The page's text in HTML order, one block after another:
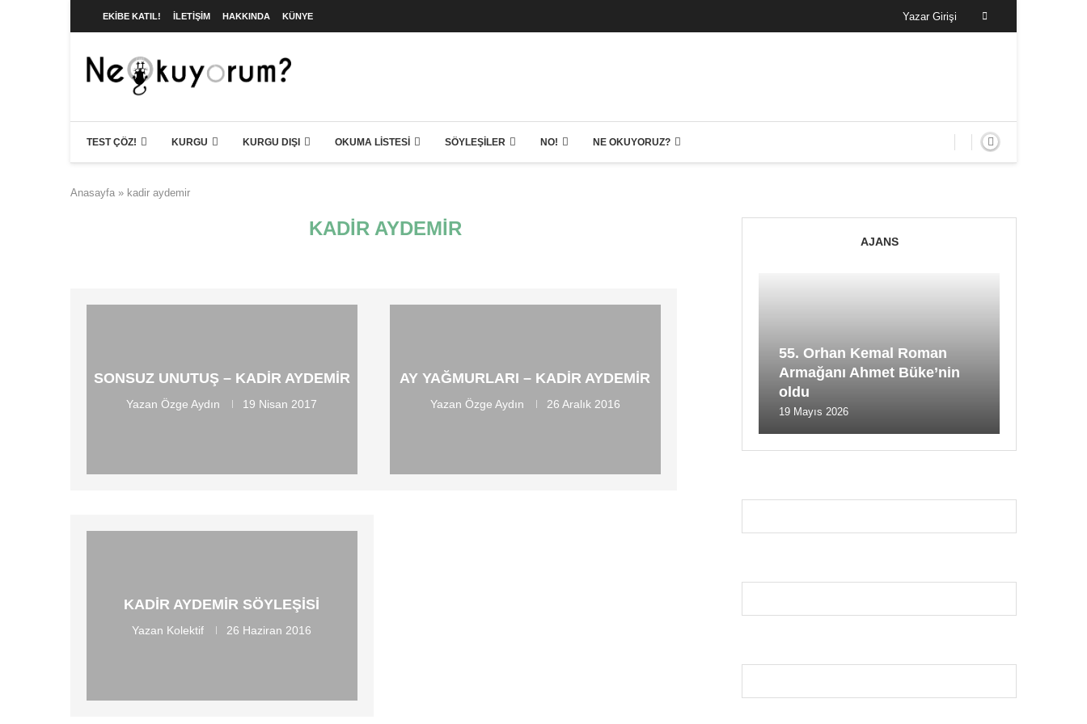
EKIBE KATIL! İLETIŞIM HAKKINDA KÜNYE Yazar Girişi
TEST ÇÖZ! KURGU KURGU DIŞI OKUMA LISTESI SÖYLEŞILER NO! NE OKUYORUZ?
Anasayfa » kadir aydemir
KADIR AYDEMIR
SONSUZ UNUTUŞ – KADIR AYDEMIR
YazanÖzge Aydın 19 Nisan 2017
AY YAĞMURLARI – KADIR AYDEMIR
Yazan Özge Aydın 26 Aralık 2016
KADIR AYDEMIR SÖYLEŞISI
Yazan Kolektif 26 Haziran 2016
AJANS
55. Orhan Kemal Roman
Armağanı Ahmet Büke’nin
oldu
19 Mayıs 2026